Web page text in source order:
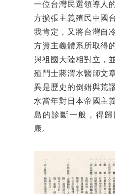
一位台灣民選領導人
方擴張主義殖民中國
我肯定，又將台灣自
方資主義體系所取得
與祖國大陸相對立，
殖鬥士蔣渭水醫師文
異是歷史的倒錯與荒
水當年對日本帝國主
島的診斷一般，得
康。